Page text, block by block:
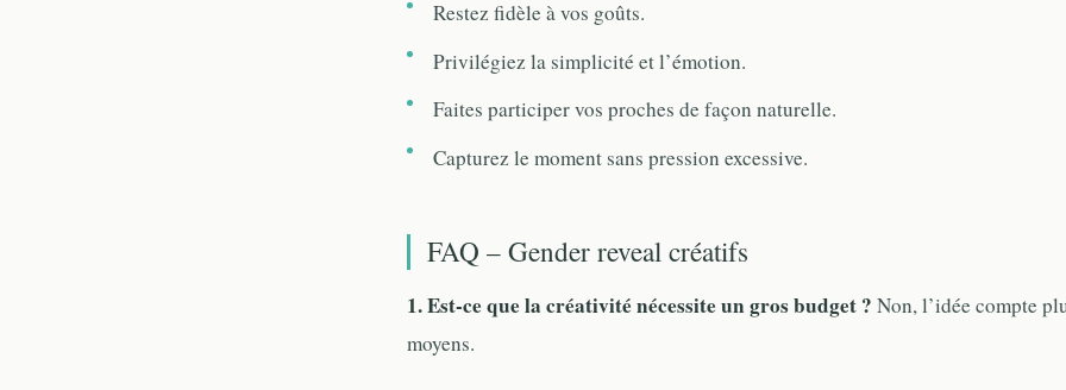
Restez fidèle à vos goûts.
Privilégiez la simplicité et l’émotion.
Faites participer vos proches de façon naturelle.
Capturez le moment sans pression excessive.
FAQ – Gender reveal créatifs
1. Est-ce que la créativité nécessite un gros budget ? Non, l’idée compte
moyens.